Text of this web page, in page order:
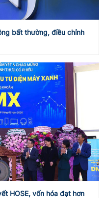
bất thường, điều chỉnh
HOSE, vốn hóa đạt hơn